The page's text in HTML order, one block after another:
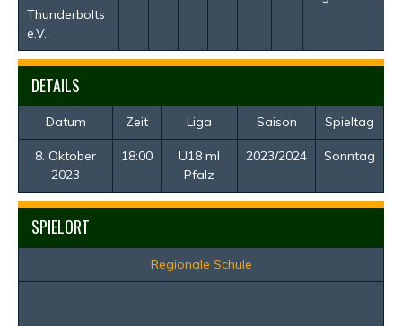
Thunderbolts
e.V.
DETAILS
Datum Zeit Liga Saison Spieltag
8. Oktober
2023
18:00
U18 ml
Pfalz
2023/2024 Sonntag
SPIELORT
Regionale Schule